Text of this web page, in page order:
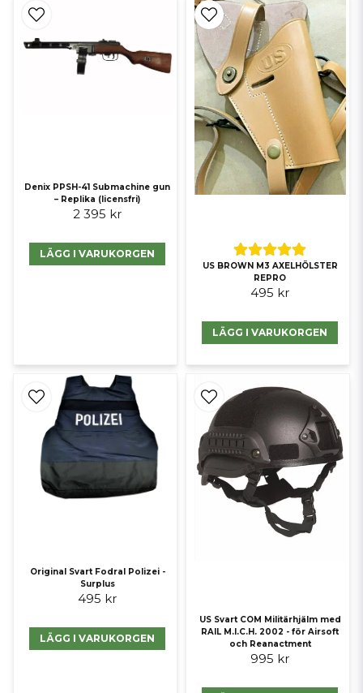
Denix PPSH-41 Submachine gun
– Replika (licensfri)
2 395 kr
LÄGG I VARUKORGEN
US BROWN M3 AXELHÖLSTER
REPRO
495 kr
LÄGG I VARUKORGEN
Original Svart Fodral Polizei -
Surplus
495 kr
LÄGG I VARUKORGEN
US Svart COM Militärhjälm med
RAIL M.I.C.H. 2002 - för Airsoft
och Reanactment
995 kr